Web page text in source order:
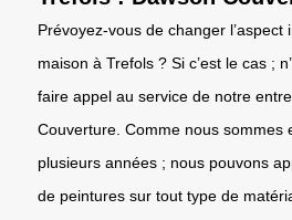
Prévoyez-vous de changer l’aspect
maison à Trefols ? Si c’est le cas ;
faire appel au service de notre
Couverture. Comme nous sommes
plusieurs années ; nous pouvons
de peintures sur tout type de